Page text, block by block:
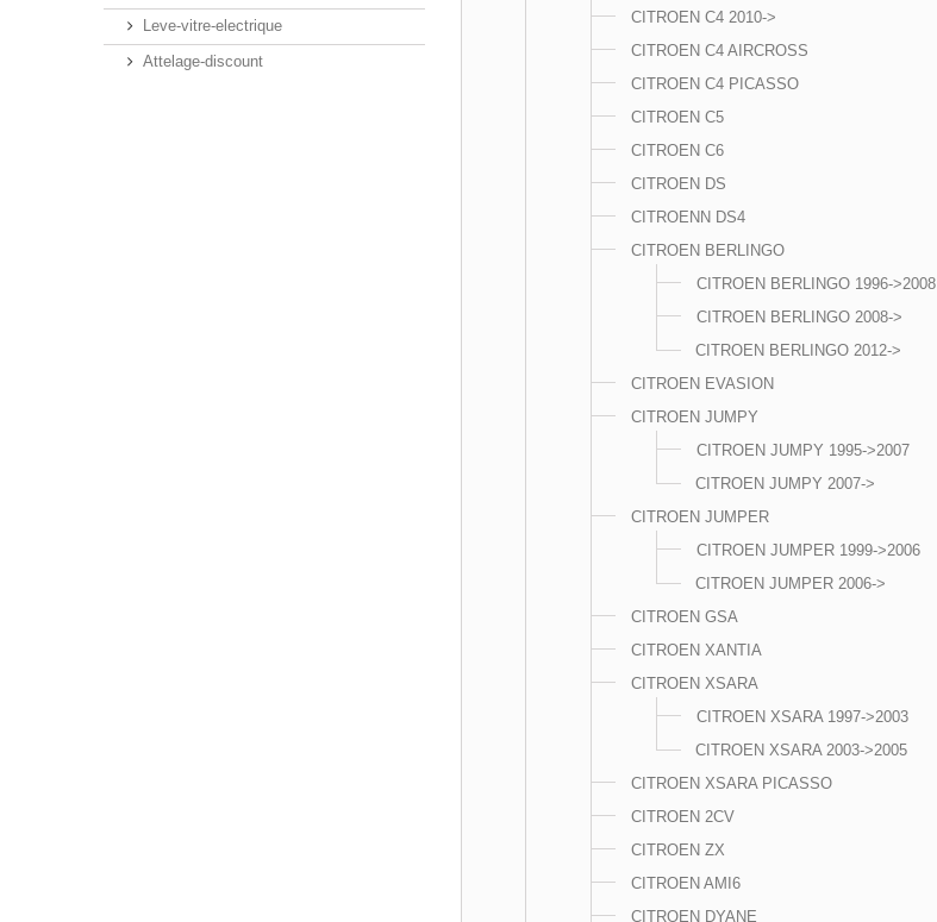
Leve-vitre-electrique
Attelage-discount
CITROEN C4 2010->
CITROEN C4 AIRCROSS
CITROEN C4 PICASSO
CITROEN C5
CITROEN C6
CITROEN DS
CITROENN DS4
CITROEN BERLINGO
CITROEN BERLINGO 1996->2008
CITROEN BERLINGO 2008->
CITROEN BERLINGO 2012->
CITROEN EVASION
CITROEN JUMPY
CITROEN JUMPY 1995->2007
CITROEN JUMPY 2007->
CITROEN JUMPER
CITROEN JUMPER 1999->2006
CITROEN JUMPER 2006->
CITROEN GSA
CITROEN XANTIA
CITROEN XSARA
CITROEN XSARA 1997->2003
CITROEN XSARA 2003->2005
CITROEN XSARA PICASSO
CITROEN 2CV
CITROEN ZX
CITROEN AMI6
CITROEN DYANE